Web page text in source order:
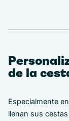
de la
Especialmente
llenan sus